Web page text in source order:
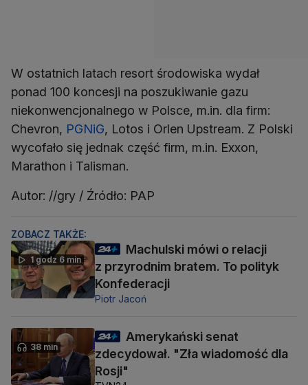
W ostatnich latach resort środowiska wydał
ponad 100 koncesji na poszukiwanie gazu
niekonwencjonalnego w Polsce, m.in. dla firm:
Chevron, PGNiG, Lotos i Orlen Upstream. Z Polski
wycofało się jednak część firm, m.in. Exxon,
Marathon i Talisman.
Autor: //gry / Źródło: PAP
ZOBACZ TAKŻE:
1 godz 6 min
Machulski mówi o relacji
z przyrodnim bratem. To polityk
Konfederacji
Piotr Jacoń
38 min
Amerykański senat
zdecydował. "Zła wiadomość dla
Rosji"